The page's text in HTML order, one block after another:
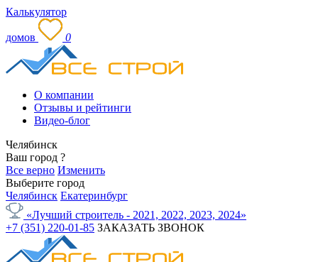
Калькулятор
домов 0
О компании
Отзывы и рейтинги
Видео-блог
Челябинск
Ваш город ?
Все верно Изменить
Выберите город
Челябинск Екатеринбург
«Лучший строитель - 2021, 2022, 2023, 2024»
+7 (351) 220-01-85 ЗАКАЗАТЬ ЗВОНОК